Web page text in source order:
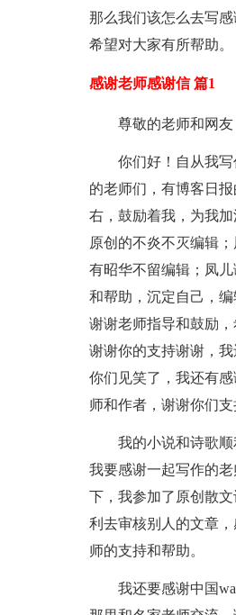
那么我们该怎么去写
希望对大家有所帮助。
感谢老师感谢信 篇1
尊敬的老师和网友
你们好！自从我
的老师们，有博客日
右，鼓励着我，为我
原创的不炎不灭编辑
有昭华不留编辑；凤
和帮助，沉定自己，
谢谢老师指导和鼓励
谢谢你的支持谢谢，
你们见笑了，我还有
师和作者，谢谢你们支
我的小说和诗歌
我要感谢一起写作的
下，我参加了原创散
利去审核别人的文章
师的支持和帮助。
我还要感谢中国